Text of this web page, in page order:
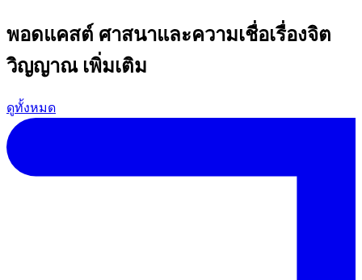
พอดแคสต์ ศาสนาและความเชื่อเรื่องจิต
วิญญาณ เพิ่มเติม
ดูทั้งหมด